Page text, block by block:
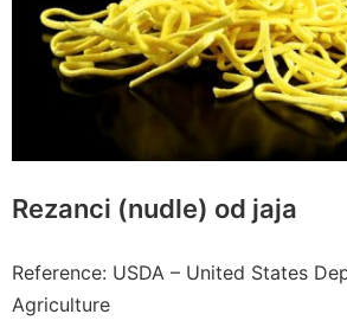
Rezanci (nudle) od jaja
Reference: USDA – United States
Agriculture